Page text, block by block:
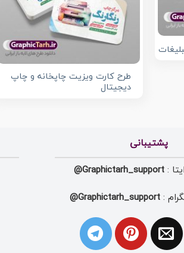
طرح کارت ویزیت چاپخانه و چاپ
دیجیتال
پشتیبانی
:
Graphictarh_support@
:
Graphictarh_support@